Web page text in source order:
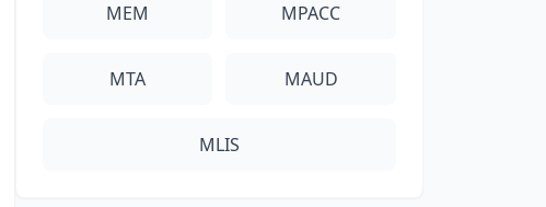
MEM MPACC
MTA MAUD
MLIS